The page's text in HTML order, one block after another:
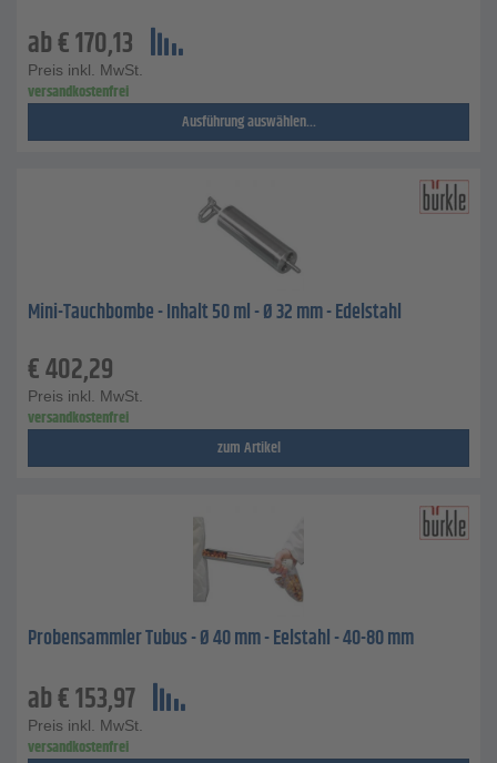
ab€170,13
Preis inkl. MwSt.
versandkostenfrei
Ausführung auswählen...
Mini-Tauchbombe - Inhalt 50 ml - Ø 32 mm - Edelstahl
€402,29
Preis inkl. MwSt.
versandkostenfrei
zum Artikel
Probensammler Tubus - Ø 40 mm - Eelstahl - 40-80 mm
ab€153,97
Preis inkl. MwSt.
versandkostenfrei